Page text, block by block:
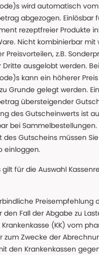
wird automatisch vom
abgezogen. Einlösbar
rezeptfreier Produkte
Nicht kombinierbar mit
Preisvorteilen, z.B.
Dritte ausgelobt werden.
kann ein höherer
Grunde gelegt werden.
übersteigender
des Gutscheinwerts ist
bei Sammelbestellungen.
des Gutscheins müssen
einloggen.
gilt für die Auswahl
Preisempfehlung
den Fall der Abgabe zu
(KK) vom
zum Zwecke der
den Krankenkassen